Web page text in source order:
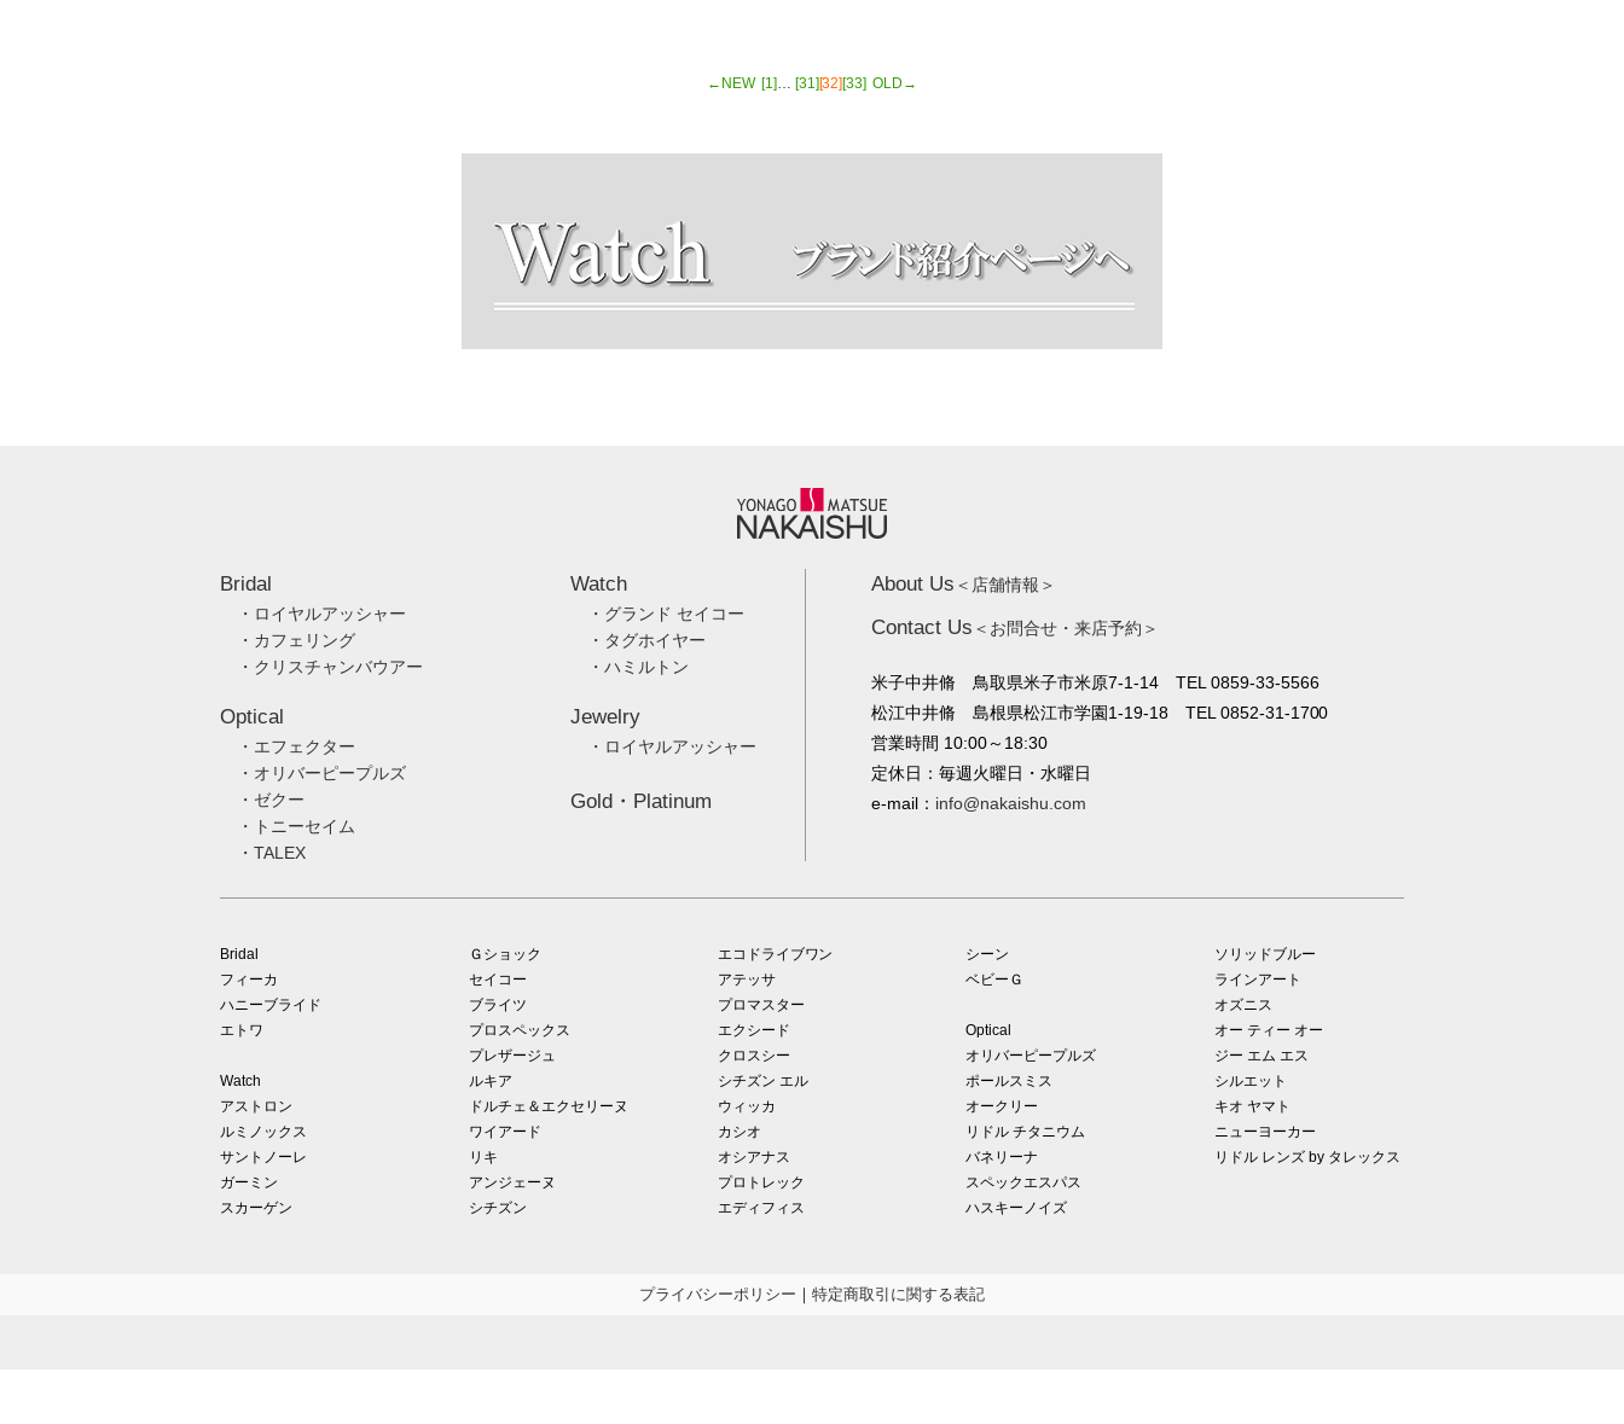
←NEW [1]… [31][32][33] OLD→
Bridal
・ロイヤルアッシャー
・カフェリング
・クリスチャンバウアー
Watch
・グランド セイコー
・タグホイヤー
・ハミルトン
Optical
・エフェクター
・オリバーピープルズ
・ゼクー
・トニーセイム
・TALEX
Jewelry
・ロイヤルアッシャー
Gold・Platinum
About Us ＜店舗情報＞
Contact Us ＜お問合せ・来店予約＞
米子中井脩 鳥取県米子市米原7-1-14 TEL 0859-33-5566
松江中井脩 島根県松江市学園1-19-18 TEL 0852-31-1700
営業時間 10:00～18:30
定休日：毎週火曜日・水曜日
e-mail： info@nakaishu.com
Bridal
フィーカ
ハニーブライド
エトワ
Watch
アストロン
ルミノックス
サントノーレ
ガーミン
スカーゲン
Ｇショック
セイコー
ブライツ
プロスペックス
プレザージュ
ルキア
ドルチェ＆エクセリーヌ
ワイアード
リキ
アンジェーヌ
シチズン
エコドライブワン
アテッサ
プロマスター
エクシード
クロスシー
シチズン エル
ウィッカ
カシオ
オシアナス
プロトレック
エディフィス
シーン
ベビーＧ
Optical
オリバーピープルズ
ポールスミス
オークリー
リドル チタニウム
バネリーナ
スペックエスパス
ハスキーノイズ
ソリッドブルー
ラインアート
オズニス
オー ティー オー
ジー エム エス
シルエット
キオ ヤマト
ニューヨーカー
リドル レンズ by タレックス
プライバシーポリシー ｜ 特定商取引に関する表記